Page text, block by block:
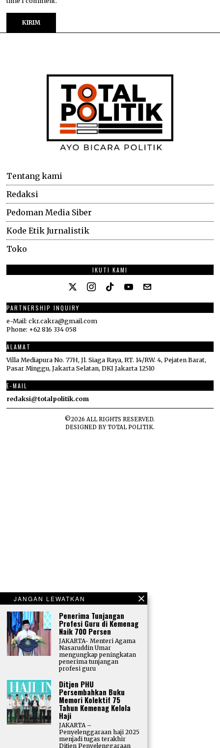
Tentang kami
Redaksi
Pedoman Media Siber
Kode Etik Jurnalistik
Toko
IKUTI KAMI
PARTNERSHIP INQUIRY
e-Mail: ckr.cakra@gmail.com
Phone: +62 816 334 058
ALAMAT
Villa Mediapura No. 77H, Jl. Siaga Raya, RT. 14/RW. 4, Pejaten Barat,
Pasar Minggu, Jakarta Selatan, DKI Jakarta 12510
E-MAIL
redaksi@totalpolitik.com
©2026 ALL RIGHTS RESERVED.
DESIGNED BYTOTAL POLITIK.
JANGAN LEWATKAN
Penerima Tunjangan
Profesi Guru di Kemenag
Naik 700 Persen
JAKARTA- Menteri Agama
Nasaruddin Umar
mengungkap peningkatan
penerima tunjangan
profesi guru
Ditjen PHU
Persembahkan Buku
Memori Kolektif 75
Tahun Kemenag Kelola
Haji
JAKARTA –
Penyelenggaraan haji 2025
menjadi tugas terakhir
Ditjen Penyelenggaraan